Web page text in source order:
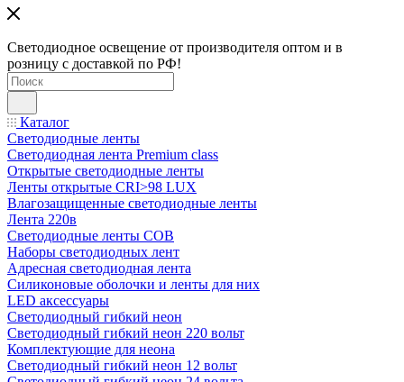
Светодиодное освещение от производителя оптом и в
розницу с доставкой по РФ!
Каталог
Светодиодные ленты
Светодиодная лента Premium class
Открытые светодиодные ленты
Ленты открытые CRI>98 LUX
Влагозащищенные светодиодные ленты
Лента 220в
Светодиодные ленты COB
Наборы светодиодных лент
Адресная светодиодная лента
Силиконовые оболочки и ленты для них
LED аксессуары
Светодиодный гибкий неон
Светодиодный гибкий неон 220 вольт
Комплектующие для неона
Светодиодный гибкий неон 12 вольт